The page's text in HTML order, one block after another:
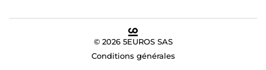
© 2026 5EUROS SAS
Conditions générales